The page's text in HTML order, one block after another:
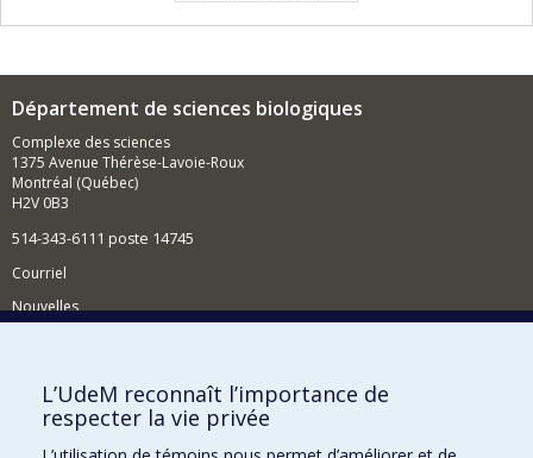
Département de sciences biologiques
Complexe des sciences
1375 Avenue Thérèse-Lavoie-Roux
Montréal (Québec)
H2V 0B3
514-343-6111 poste 14745
Courriel
Nouvelles
Comment soutenir le Département?
BESOIN D'AIDE?
L’UdeM reconnaît l’importance de
respecter la vie privée